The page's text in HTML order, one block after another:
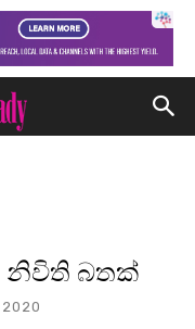
නිවිති බතක්